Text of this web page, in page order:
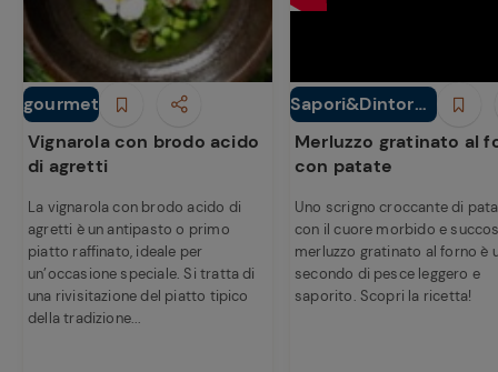
gourmet
Antipasti
Vignarola con brodo acido
di agretti
La vignarola con brodo acido di
agretti è un antipasto o primo
piatto raffinato, ideale per
un’occasione speciale. Si tratta di
una rivisitazione del piatto tipico
della tradizione...
Sapori&Dintorni
Conad
Secondi piatti
Merluzzo gratinato al
con patate
Uno scrigno croccante di
con il cuore morbido e
merluzzo gratinato al forno è
secondo di pesce leggero e
saporito. Scopri la ricetta!
Ricette
preferite